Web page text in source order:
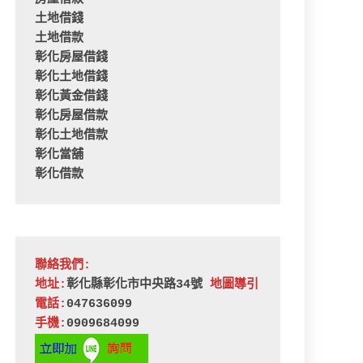
土地借錢
土地借款
彰化房屋借錢
彰化土地借錢
彰化黃金借錢
彰化房屋借款
彰化土地借款
彰化當舖
彰化借款
聯絡我們:
地址:彰化縣彰化市中央路34號 地圖導引
電話: 047636099
手機: 0909684099